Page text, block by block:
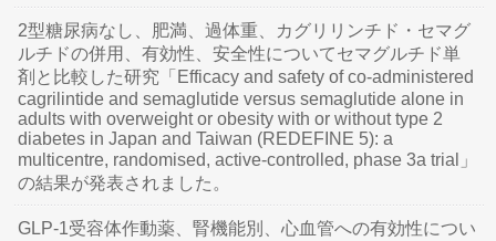
2型糖尿病なし、肥満、過体重、カグリリンチド・セマグ
ルチドの併用、有効性、安全性についてセマグルチド単
剤と比較した研究「Efficacy and safety of co-administered
cagrilintide and semaglutide versus semaglutide alone in
adults with overweight or obesity with or without type 2
diabetes in Japan and Taiwan (REDEFINE 5): a
multicentre, randomised, active-controlled, phase 3a trial」
の結果が発表されました。
GLP-1受容体作動薬、腎機能別、心血管への有効性につい